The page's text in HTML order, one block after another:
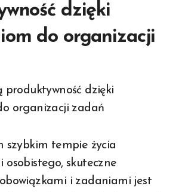
dzięki
do organizacji
produktywność dzięki
organizacji zadań
szybkim tempie życia
osobistego, skuteczne
i zadaniami jest